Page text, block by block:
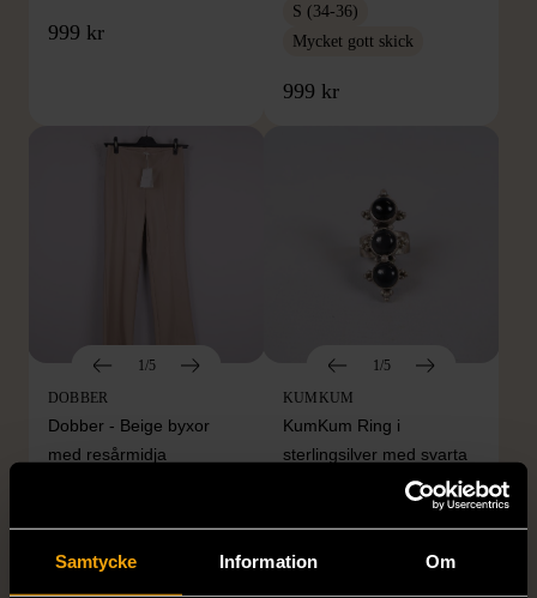
Samtycke Information Om
999 kr
S (34-36)
Mycket gott skick
999 kr
1/5
DOBBER
Dobber - Beige byxor
med resårmidja
179 kr
1/5
KUMKUM
KumKum Ring i
sterlingsilver med svarta
399 kr